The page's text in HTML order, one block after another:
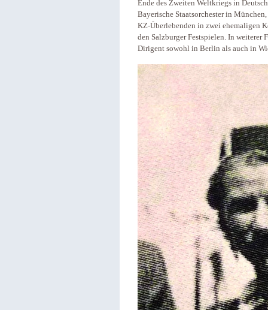
Ende des Zweiten Weltkriegs in
Bayerische Staatsorchester in
KZ-Überlebenden in zwei ehemaligen
den Salzburger Festspielen. In weiterer
Dirigent sowohl in Berlin als auch in